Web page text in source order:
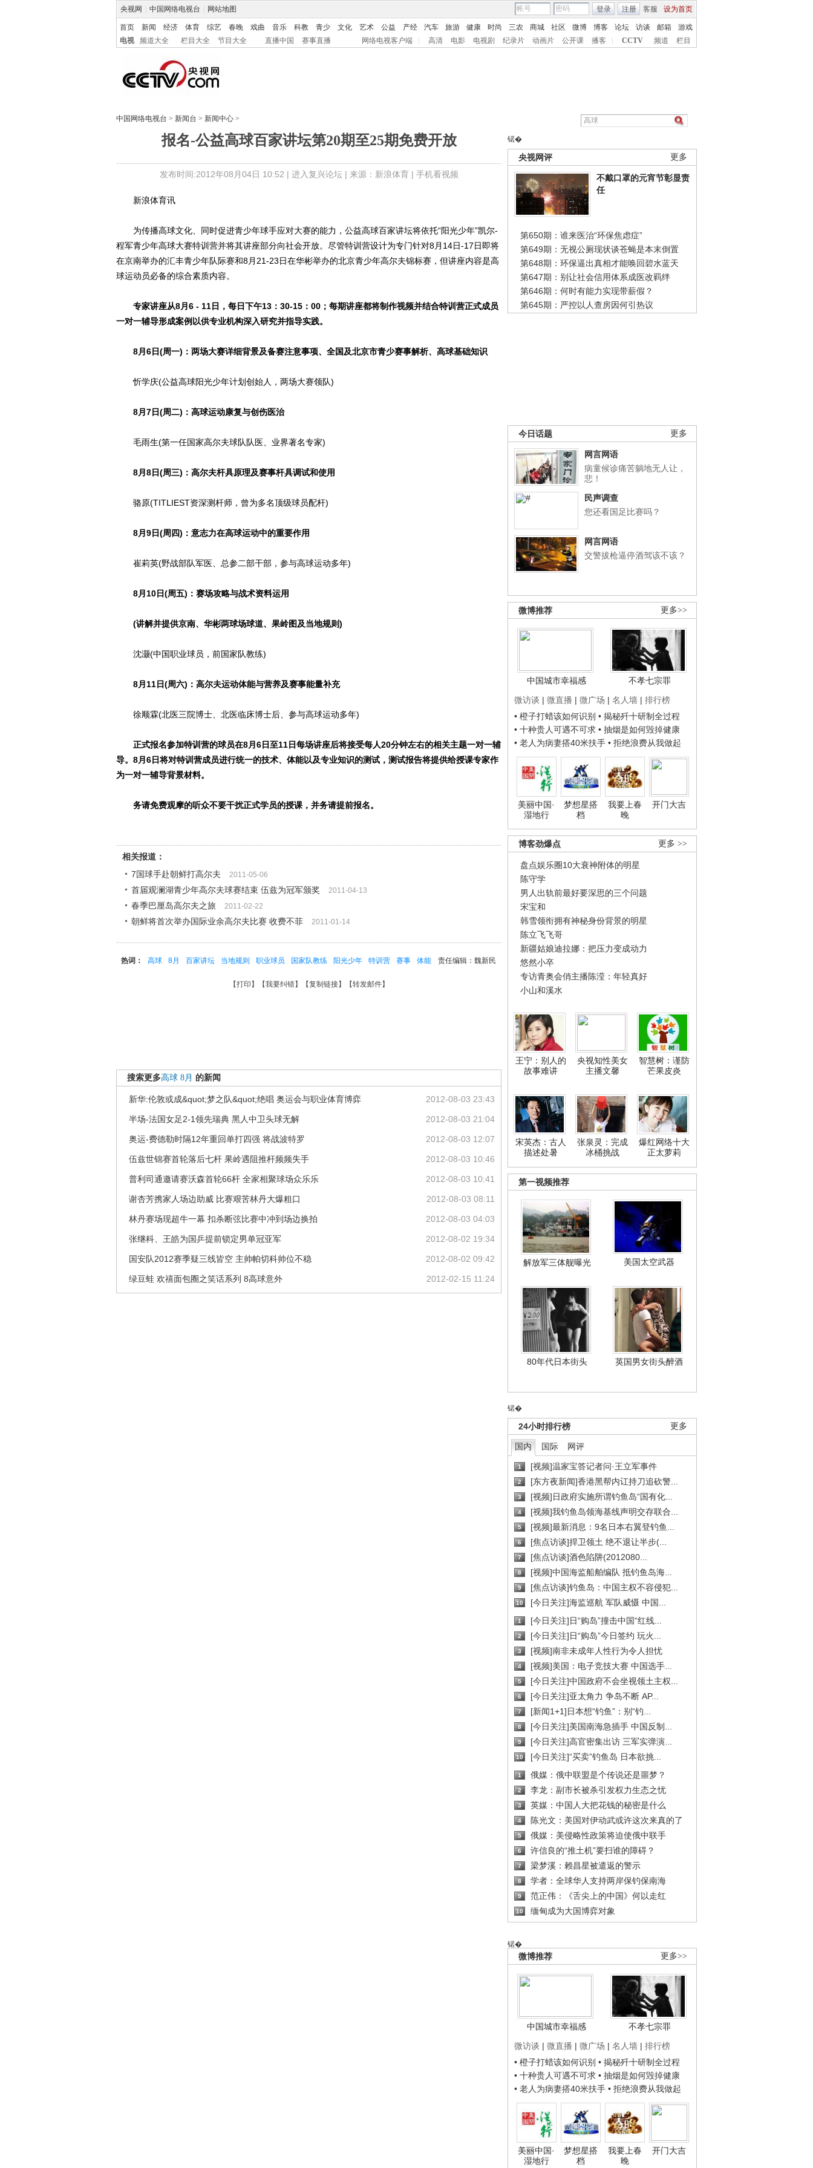
央视网 中国网络电视台 网站地图 客服 设为首页
登录 注册
首页 新闻 经济 体育 综艺 春晚 戏曲 音乐 科教 青少 文化 艺术 公益 产经 汽车 旅游 健康 时尚 三农 商城 社区 微博 博客 论坛 访谈 邮箱
游戏
电视
频道大全 栏目大全 节目大全 直播中国 赛事直播 网络电视客户端 高清 电影 电视剧 纪录片 动画片 公开课 播客 CCTV 频道 栏目
中国网络电视台 > 新闻台 > 新闻中心 >
报名-公益高球百家讲坛第20期至25期免费开放
发布时间:2012年08月04日 10:52 | 进入复兴论坛| 来源：新浪体育 | 手机看视频
锘�
更多
央视网评
不戴口罩的元宵节彰显责
任
第650期：谁来医治“环保焦虑症”
第649期：无视公厕现状谈苍蝇是本末倒置
第648期：环保逼出真相才能唤回碧水蓝天
第647期：别让社会信用体系成医改羁绊
第646期：何时有能力实现带薪假？
第645期：严控以人查房因何引热议
更多
今日话题
网言网语
病童候诊痛苦躺地无人让，
悲！
民声调查
您还看国足比赛吗？
网言网语
交警拔枪逼停酒驾该不该？
更多>>
微博推荐
中国城市幸福感
不孝七宗罪
微访谈 | 微直播 | 微广场 | 名人墙 | 排行榜
• 橙子打蜡该如何识别 • 揭秘歼十研制全过程
• 十种贵人可遇不可求 • 抽烟是如何毁掉健康
• 老人为病妻搭40米扶手 • 拒绝浪费从我做起
美丽中国·
湿地行
梦想星搭
档
我要上春
晚
开门大吉
更多 >>
博客劲爆点
盘点娱乐圈10大衰神附体的明星
陈守学
男人出轨前最好要深思的三个问题
宋宝和
韩雪领衔拥有神秘身份背景的明星
陈立飞飞哥
新疆姑娘迪拉娜：把压力变成动力
悠然小卒
专访青奥会俏主播陈滢：年轻真好
小山和溪水
王宁：别人的
故事难讲
央视知性美女
主播文馨
智慧树：谨防
芒果皮炎
宋英杰：古人
描述处暑
张泉灵：完成
冰桶挑战
爆红网络十大
正太萝莉
第一视频推荐
解放军三体舰曝光 美国太空武器
80年代日本街头 英国男女街头醉酒
锘�
更多
24小时排行榜
国内 国际 网评
1 [视频]温家宝答记者问·王立军事件
2 [东方夜新闻]香港黑帮内讧持刀追砍警...
3 [视频]日政府实施所谓钓鱼岛“国有化...
4 [视频]我钓鱼岛领海基线声明交存联合...
5 [视频]最新消息：9名日本右翼登钓鱼...
6 [焦点访谈]捍卫领土 绝不退让半步(...
7 [焦点访谈]酒色陷阱(2012080...
8 [视频]中国海监船舶编队 抵钓鱼岛海...
9 [焦点访谈]钓鱼岛：中国主权不容侵犯...
10 [今日关注]海监巡航 军队威慑 中国...
1 [今日关注]日“购岛”撞击中国“红线...
2 [今日关注]日“购岛”今日签约 玩火...
3 [视频]南非未成年人性行为令人担忧
4 [视频]美国：电子竞技大赛 中国选手...
5 [今日关注]中国政府不会坐视领土主权...
6 [今日关注]亚太角力 争岛不断 AP...
7 [新闻1+1]日本想“钓鱼”：别“钓...
8 [今日关注]美国南海急插手 中国反制...
9 [今日关注]高官密集出访 三军实弹演...
10 [今日关注]“买卖”钓鱼岛 日本欲挑...
1 俄媒：俄中联盟是个传说还是噩梦？
2 李龙：副市长被杀引发权力生态之忧
3 英媒：中国人大把花钱的秘密是什么
4 陈光文：美国对伊动武或许这次来真的了
5 俄媒：美侵略性政策将迫使俄中联手
6 许信良的“推土机”要扫谁的障碍？
7 梁梦溪：赖昌星被遣返的警示
8 学者：全球华人支持两岸保钓保南海
9 范正伟：《舌尖上的中国》何以走红
10 缅甸成为大国博弈对象
锘�
更多>>
微博推荐
中国城市幸福感
不孝七宗罪
微访谈 | 微直播 | 微广场 | 名人墙 | 排行榜
• 橙子打蜡该如何识别 • 揭秘歼十研制全过程
• 十种贵人可遇不可求 • 抽烟是如何毁掉健康
• 老人为病妻搭40米扶手 • 拒绝浪费从我做起
美丽中国·
湿地行
梦想星搭
档
我要上春
晚
开门大吉
新浪体育讯
为传播高球文化、同时促进青少年球手应对大赛的能力，公益高球百家讲坛将依托“阳光少年”凯尔-
程军青少年高球大赛特训营并将其讲座部分向社会开放。尽管特训营设计为专门针对8月14日-17日即将
在京南举办的汇丰青少年队际赛和8月21-23日在华彬举办的北京青少年高尔夫锦标赛，但讲座内容是高
球运动员必备的综合素质内容。
专家讲座从8月6 - 11日，每日下午13：30-15：00；每期讲座都将制作视频并结合特训营正式成员
一对一辅导形成案例以供专业机构深入研究并指导实践。
8月6日(周一)：两场大赛详细背景及备赛注意事项、全国及北京市青少赛事解析、高球基础知识
忻学庆(公益高球阳光少年计划创始人，两场大赛领队)
8月7日(周二)：高球运动康复与创伤医治
毛雨生(第一任国家高尔夫球队队医、业界著名专家)
8月8日(周三)：高尔夫杆具原理及赛事杆具调试和使用
骆原(TITLIEST资深测杆师，曾为多名顶级球员配杆)
8月9日(周四)：意志力在高球运动中的重要作用
崔莉英(野战部队军医、总参二部干部，参与高球运动多年)
8月10日(周五)：赛场攻略与战术资料运用
(讲解并提供京南、华彬两球场球道、果岭图及当地规则)
沈灏(中国职业球员，前国家队教练)
8月11日(周六)：高尔夫运动体能与营养及赛事能量补充
徐顺霖(北医三院博士、北医临床博士后、参与高球运动多年)
正式报名参加特训营的球员在8月6日至11日每场讲座后将接受每人20分钟左右的相关主题一对一辅
导。8月6日将对特训营成员进行统一的技术、体能以及专业知识的测试，测试报告将提供给授课专家作
为一对一辅导背景材料。
务请免费观摩的听众不要干扰正式学员的授课，并务请提前报名。
相关报道：
7国球手赴朝鲜打高尔夫
2011-05-06
首届观澜湖青少年高尔夫球赛结束 伍兹为冠军颁奖 2011-04-13
春季巴厘岛高尔夫之旅 2011-02-22
朝鲜将首次举办国际业余高尔夫比赛 收费不菲 2011-01-14
责任编辑：魏新民
热词： 高球 8月 百家讲坛 当地规则 职业球员 国家队教练 阳光少年 特训营 赛事 体能
【打印 】【我要纠错】【复制链接】【转发邮件】
搜索更多高球 8月 的新闻
2012-08-03 23:43
新华:伦敦或成&quot;梦之队&quot;绝唱 奥运会与职业体育博弈
2012-08-03 21:04
半场-法国女足2-1领先瑞典 黑人中卫头球无解
2012-08-03 12:07
奥运-费德勒时隔12年重回单打四强 将战波特罗
2012-08-03 10:46
伍兹世锦赛首轮落后七杆 果岭遇阻推杆频频失手
2012-08-03 10:41
普利司通邀请赛沃森首轮66杆 全家相聚球场众乐乐
2012-08-03 08:11
谢杏芳携家人场边助威 比赛艰苦林丹大爆粗口
2012-08-03 04:03
林丹赛场现超牛一幕 扣杀断弦比赛中冲到场边换拍
2012-08-02 19:34
张继科、王皓为国乒提前锁定男单冠亚军
2012-08-02 09:42
国安队2012赛季疑三线皆空 主帅帕切科帅位不稳
2012-02-15 11:24
绿豆蛙 欢禧面包圈之笑话系列 8高球意外